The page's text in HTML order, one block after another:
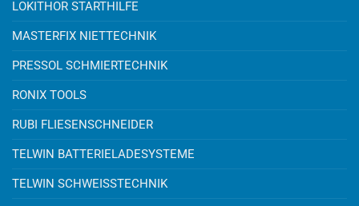
LOKITHOR STARTHILFE
MASTERFIX NIETTECHNIK
PRESSOL SCHMIERTECHNIK
RONIX TOOLS
RUBI FLIESENSCHNEIDER
TELWIN BATTERIELADESYSTEME
TELWIN SCHWEISSTECHNIK